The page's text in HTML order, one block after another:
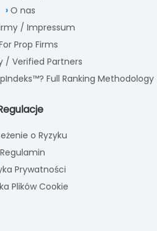
O nas
/ Impressum
Prop Firms
/ Verified Partners
Full Ranking Methodology
o Ryzyku
Regulamin
Prywatności
Plików Cookie